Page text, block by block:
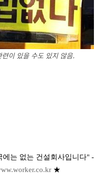
이 있을 수도 있지 않음.
는 없는 건설회사입니다" -
★